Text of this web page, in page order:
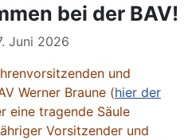
bei der BAV!
Juni 2026
und
Werner Braune (hier der
eine tragende Säule
Vorsitzender und